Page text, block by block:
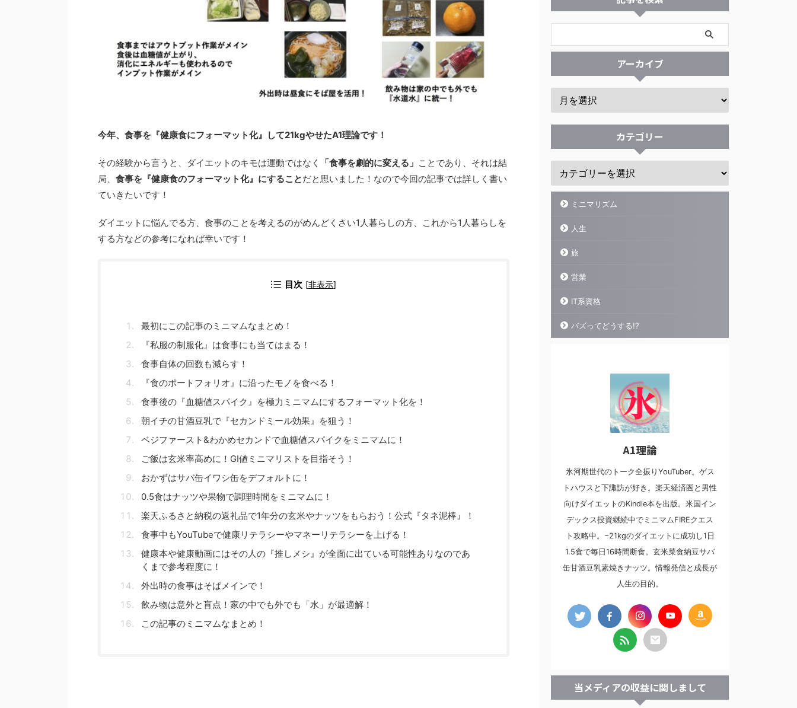
今年、食事を『健康食にフォーマット化』して21kgやせたA1理論です！
その経験から言うと、ダイエットのキモは運動ではなく 「食事を劇的に変える」 ことであり、それは結
局、 食事を『健康食のフォーマット化』にすることだと思いました！なので今回の記事では詳しく書い
ていきたいです！
ダイエットに悩んでる方、食事のことを考えるのがめんどくさい1人暮らしの方、これから1人暮らしを
する方などの参考になれば幸いです！
目次 [非表示]
最初にこの記事のミニマムなまとめ！
『私服の制服化』は食事にも当てはまる！
食事自体の回数も減らす！
『食のポートフォリオ』に沿ったモノを食べる！
食事後の『血糖値スパイク』を極力ミニマムにするフォーマット化を！
朝イチの甘酒豆乳で『セカンドミール効果』を狙う！
ベジファースト&わかめセカンドで血糖値スパイクをミニマムに！
ご飯は玄米率高めに！GI値ミニマリストを目指そう！
おかずはサバ缶イワシ缶をデフォルトに！
0.5食はナッツや果物で調理時間をミニマムに！
楽天ふるさと納税の返礼品で1年分の玄米やナッツをもらおう！公式『タネ泥棒』！
食事中もYouTubeで健康リテラシーやマネーリテラシーを上げる！
健康本や健康動画にはその人の『推しメシ』が全面に出ている可能性ありなのであ
くまで参考程度に！
外出時の食事はそばメインで！
飲み物は意外と盲点！家の中でも外でも「水」が最適解！
この記事のミニマムなまとめ！
アーカイブ
カテゴリー
ミニマリズム
人生
旅
営業
IT系資格
バズってどうする!?
A1理論
氷河期世代のトーク全振りYouTuber。ゲス
トハウスと下諏訪が好き。楽天経済圏と男性
向けダイエットのKindle本を出版。米国イン
デックス投資継続中でミニマムFIREクエス
ト攻略中。−21kgのダイエットに成功し1日
1.5食で毎日16時間断食。玄米菜食納豆サバ
缶甘酒豆乳素焼きナッツ。情報発信と成長が
人生の目的。
当メディアの収益に関しまして